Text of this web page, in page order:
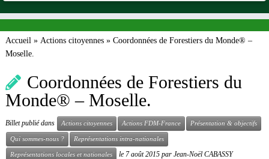
Accueil » Actions citoyennes » Coordonnées de Forestiers du Monde® –
Moselle.
Coordonnées de Forestiers du
Monde® – Moselle.
Billet publié dans Actions citoyennes Actions FDM-France Présentation & objectifs
Qui sommes-nous ? Représentations intra-nationales
Représentations locales et nationales le 7 août 2015 par Jean-Noël CABASSY